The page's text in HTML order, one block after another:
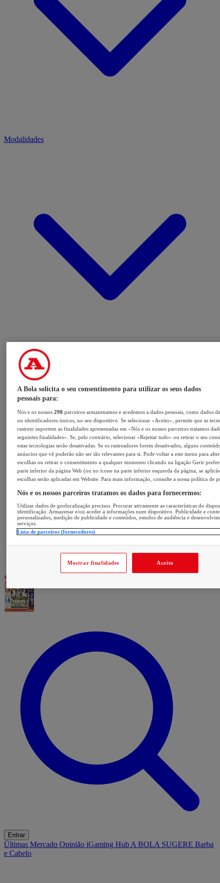
Modalidades
Entrar
Últimas Mercado Opinião iGaming Hub A BOLA SUGERE Barba
e Cabelo
A Bola solicita o seu consentimento para utilizar os seus dados
pessoais para:
Nós e os nossos298 parceiros armazenamos e acedemos a dados pessoais, como dados
ou identificadores únicos, no seu dispositivo. Se selecionar «Aceito», permite que as
rastreio suportem as finalidades apresentadas em «Nós e os nossos parceiros tratamos
seguintes finalidades». Se, pelo contrário, selecionar «Rejeitar tudo» ou retirar o seu
estas tecnologias serão desativadas. Se os rastreadores forem desativados, alguns
anúncios que vê poderão não ser tão relevantes para si. Pode voltar a este menu para
escolhas ou retirar o consentimento a qualquer momento clicando na ligação Gerir
parte inferior da página Web (ou no ícone na parte inferior esquerda da página, se
escolhas serão aplicadas em Website. Para mais informação, consulte a nossa política de
Nós e os nossos parceiros tratamos os dados para fornecermos:
Utilizar dados de geolocalização precisos. Procurar ativamente as características do
identificação. Armazenar e/ou aceder a informações num dispositivo. Publicidade e
personalizados, medição de publicidade e conteúdos, estudos de audiência e
serviços.
Lista de parceiros (fornecedores)
Mostrar finalidades Aceito